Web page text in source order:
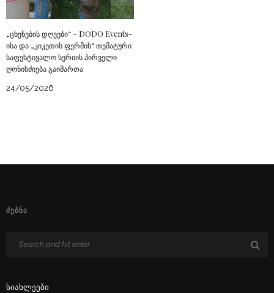
„ცხენების დღეები“ – DODO Events-
ისა და „კიკეთის ფერმის“ თემატური
საფესტივალო სერიის პირველი
ღონისძიება გაიმართა
24/05/2026
ᲫᲔᲑᲜᲐ
Სიახლეები